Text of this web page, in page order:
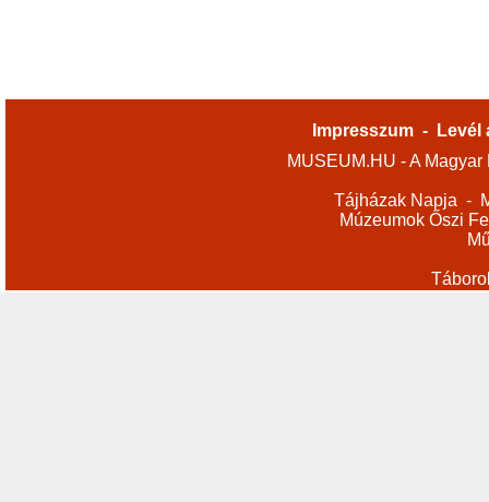
Impresszum -
Levél
MUSEUM.HU - A
Tájházak Napja -
Múzeumok Őszi